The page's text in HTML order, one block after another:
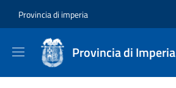
Provincia di imperia
Provincia di Imperia